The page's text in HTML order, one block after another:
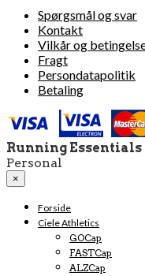
Spørgsmål og svar
Kontakt
Vilkår og
Fragt
Persondatapolitik
Betaling
Running Essentials
Personal
×
Forside
Ciele Athletics
GOCap
FASTCap
ALZCap